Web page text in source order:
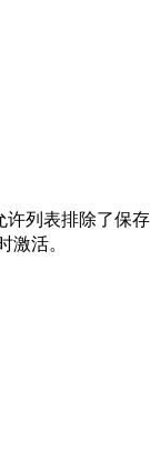
许列表排除了保
激活。